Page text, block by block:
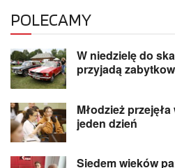
POLECAMY
W niedzielę do
przyjadą
Młodzież
jeden dzień
Siedem wieków